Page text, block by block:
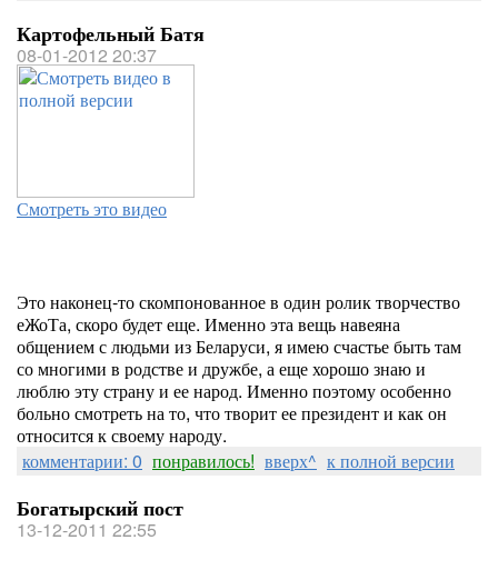
Картофельный Батя
08-01-2012 20:37
Смотреть это видео
Это наконец-то скомпонованное в один ролик творчество
еЖоТа, скоро будет еще. Именно эта вещь навеяна
общением с людьми из Беларуси, я имею счастье быть там
со многими в родстве и дружбе, а еще хорошо знаю и
люблю эту страну и ее народ. Именно поэтому особенно
больно смотреть на то, что творит ее президент и как он
относится к своему народу.
комментарии: 0 понравилось! вверх^ к полной версии
Богатырский пост
13-12-2011 22:55